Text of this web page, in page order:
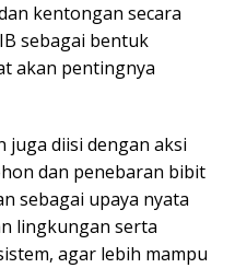
kentongan secara
sebagai bentuk
akan pentingnya
juga diisi dengan aksi
dan penebaran bibit
sebagai upaya nyata
lingkungan serta
agar lebih mampu